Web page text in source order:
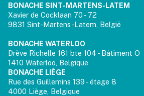
BONACHE SINT-MARTENS-LATEM
Xavier de Cocklaan 70 - 72
9831 Sint-Martens-Latem, België
BONACHE WATERLOO
Drève Richelle 161 bte 104 - Bâtiment O
1410 Waterloo, Belgique
BONACHE LIÈGE
Rue des Guillemins 139 - étage 8
4000 Liège, Belgique